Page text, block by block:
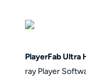
PlayerFab Ultra
ray Player